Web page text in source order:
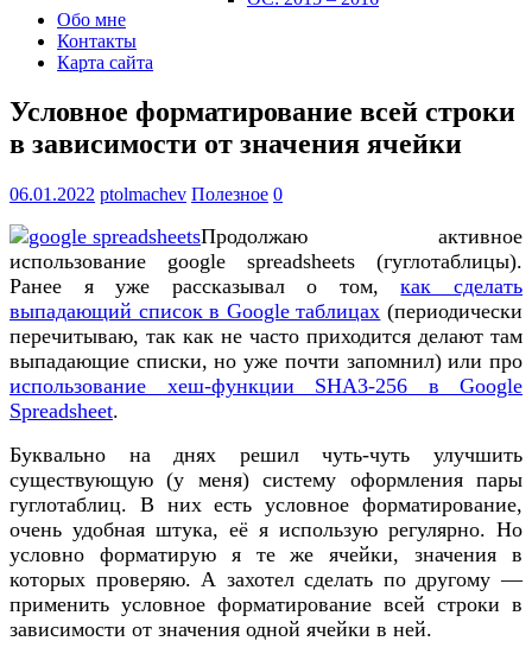
Обо мне
Контакты
Карта сайта
Условное форматирование всей строки
в зависимости от значения ячейки
06.01.2022 ptolmachev Полезное 0
Продолжаю активное
использование google spreadsheets (гуглотаблицы).
Ранее я уже рассказывал о том,как сделать
выпадающий список в Google таблицах (периодически
перечитываю, так как не часто приходится делают там
выпадающие списки, но уже почти запомнил) или про
использование хеш-функции SHA3-256 в Google
Spreadsheet.
Буквально на днях решил чуть-чуть улучшить
существующую (у меня) систему оформления пары
гуглотаблиц. В них есть условное форматирование,
очень удобная штука, её я использую регулярно. Но
условно форматирую я те же ячейки, значения в
которых проверяю. А захотел сделать по другому —
применить условное форматирование всей строки в
зависимости от значения одной ячейки в ней.